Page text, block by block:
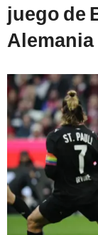
juego de
Alemania